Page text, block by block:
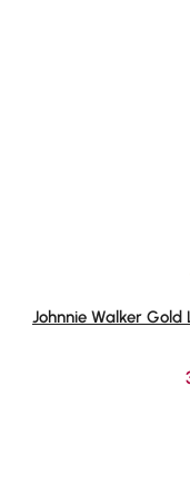
Durchschnittliche
Johnnie Walker Gold